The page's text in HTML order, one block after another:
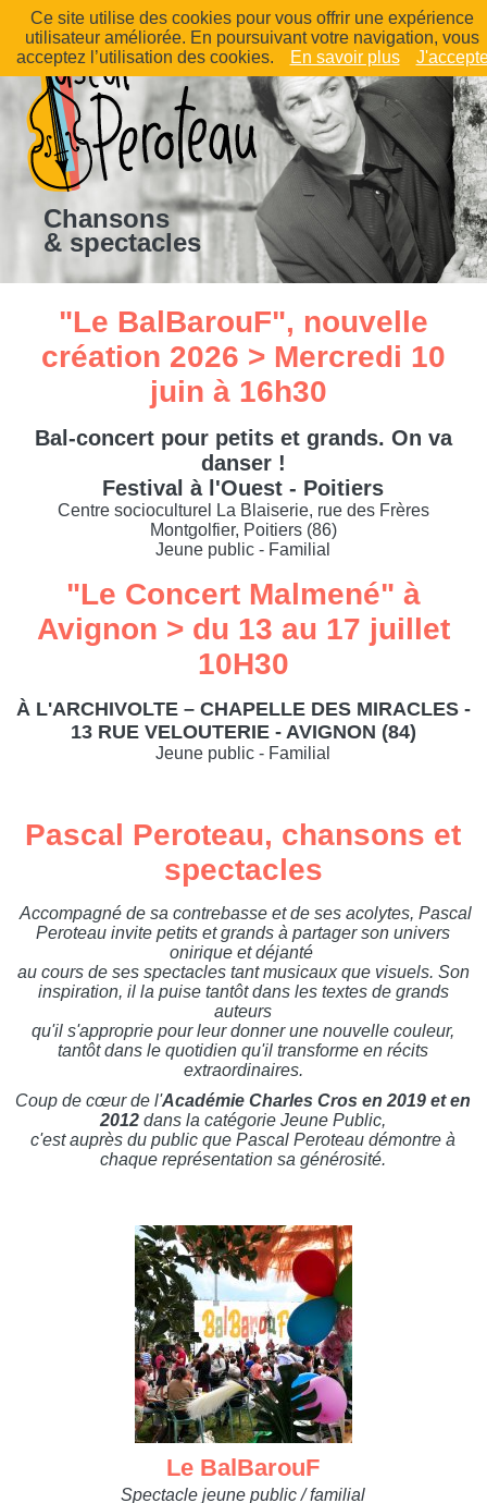
Chansons
& spectacles
"Le BalBarouF", nouvelle
création 2026 > Mercredi 10
juin à 16h30
Bal-concert pour petits et grands. On va
danser !
Festival à l'Ouest - Poitiers
Centre socioculturel La Blaiserie, rue des Frères
Montgolfier, Poitiers (86)
Jeune public - Familial
"Le Concert Malmené" à
Avignon > du 13 au 17 juillet
10H30
À L'ARCHIVOLTE – CHAPELLE DES MIRACLES -
13 RUE VELOUTERIE - AVIGNON (84)
Jeune public - Familial
Pascal Peroteau, chansons et
spectacles
Accompagné de sa contrebasse et de ses acolytes, Pascal
Peroteau invite petits et grands à partager son univers
onirique et déjanté
au cours de ses spectacles tant musicaux que visuels. Son
inspiration, il la puise tantôt dans les textes de grands
auteurs
qu'il s'approprie pour leur donner une nouvelle couleur,
tantôt dans le quotidien qu'il transforme en récits
extraordinaires.
Coup de cœur de l'Académie Charles Cros en 2019 et en
2012 dans la catégorie Jeune Public,
c'est auprès du public que Pascal Peroteau démontre à
chaque représentation sa générosité.
Le BalBarouF
Spectacle jeune public / familial
Ce site utilise des cookies pour vous offrir une expérience
utilisateur améliorée. En poursuivant votre navigation, vous
acceptez l’utilisation des cookies.
En savoir plus